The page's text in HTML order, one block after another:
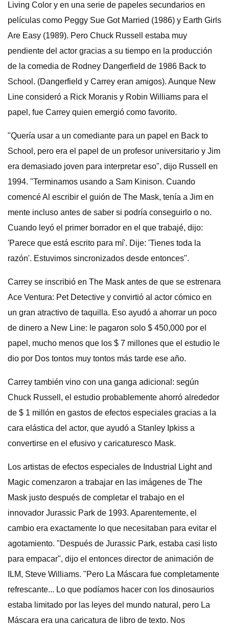
Living Color y en una serie de papeles secundarios en
películas como Peggy Sue Got Married (1986) y Earth Girls
Are Easy (1989). Pero Chuck Russell estaba muy
pendiente del actor gracias a su tiempo en la producción
de la comedia de Rodney Dangerfield de 1986 Back to
School. (Dangerfield y Carrey eran amigos). Aunque New
Line consideró a Rick Moranis y Robin Williams para el
papel, fue Carrey quien emergió como favorito.
"Quería usar a un comediante para un papel en Back to
School, pero era el papel de un profesor universitario y Jim
era demasiado joven para interpretar eso", dijo Russell en
1994. "Terminamos usando a Sam Kinison. Cuando
comencé Al escribir el guión de The Mask, tenía a Jim en
mente incluso antes de saber si podría conseguirlo o no.
Cuando leyó el primer borrador en el que trabajé, dijo:
'Parece que está escrito para mí'. Dije: 'Tienes toda la
razón'. Estuvimos sincronizados desde entonces".
Carrey se inscribió en The Mask antes de que se estrenara
Ace Ventura: Pet Detective y convirtió al actor cómico en
un gran atractivo de taquilla. Eso ayudó a ahorrar un poco
de dinero a New Line: le pagaron solo $ 450,000 por el
papel, mucho menos que los $ 7 millones que el estudio le
dio por Dos tontos muy tontos más tarde ese año.
Carrey también vino con una ganga adicional: según
Chuck Russell, el estudio probablemente ahorró alrededor
de $ 1 millón en gastos de efectos especiales gracias a la
cara elástica del actor, que ayudó a Stanley Ipkiss a
convertirse en el efusivo y caricaturesco Mask.
Los artistas de efectos especiales de Industrial Light and
Magic comenzaron a trabajar en las imágenes de The
Mask justo después de completar el trabajo en el
innovador Jurassic Park de 1993. Aparentemente, el
cambio era exactamente lo que necesitaban para evitar el
agotamiento. "Después de Jurassic Park, estaba casi listo
para empacar", dijo el entonces director de animación de
ILM, Steve Williams. "Pero La Máscara fue completamente
refrescante... Lo que podíamos hacer con los dinosaurios
estaba limitado por las leyes del mundo natural, pero La
Máscara era una caricatura de libro de texto. Nos